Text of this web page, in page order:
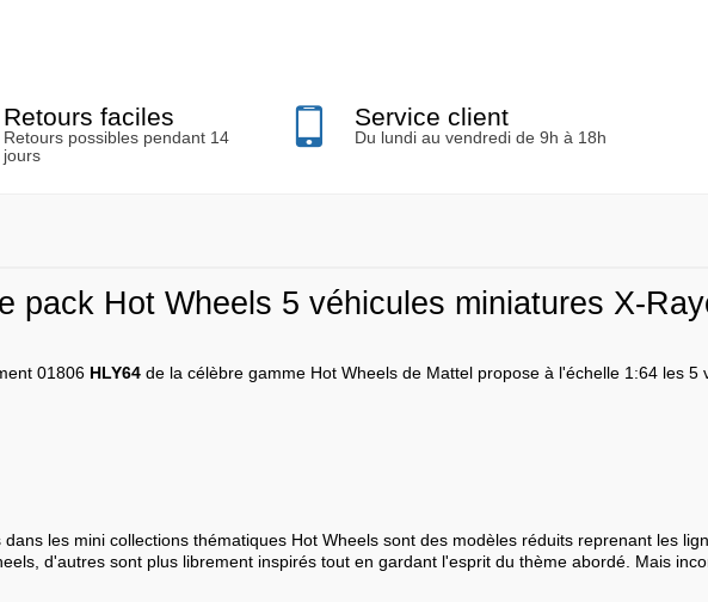
Retours faciles
Retours possibles pendant 14
jours
Service client
Du lundi au vendredi de 9h à 18h
pack Hot Wheels 5 véhicules miniatures X-
01806 HLY64 de la célèbre gamme Hot Wheels de Mattel propose à l'échelle 1:64 les 5
les mini collections thématiques Hot Wheels sont des modèles réduits reprenant les
d'autres sont plus librement inspirés tout en gardant l'esprit du thème abordé. Mais